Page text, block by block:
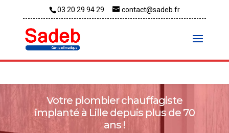
03 20 29 94 29 contact@sadeb.fr
Votre plombier chauffagiste
implanté à Lille depuis plus de 70
ans !